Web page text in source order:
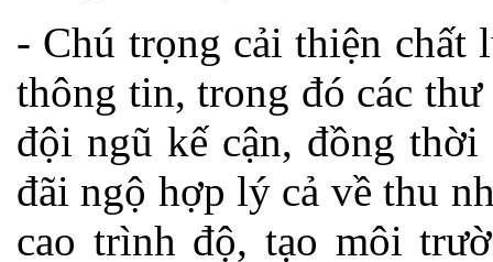
- Chú trọng cải thiện chất
thông tin, trong đó các
đội ngũ kế cận, đồng thời
đãi ngộ hợp lý cả về thu
cao trình độ, tạo môi